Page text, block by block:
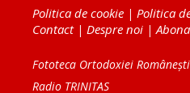
Politica de cookie | Politica
Contact| Despre noi |
Fototeca Ortodoxiei Românești
Radio TRINITAS